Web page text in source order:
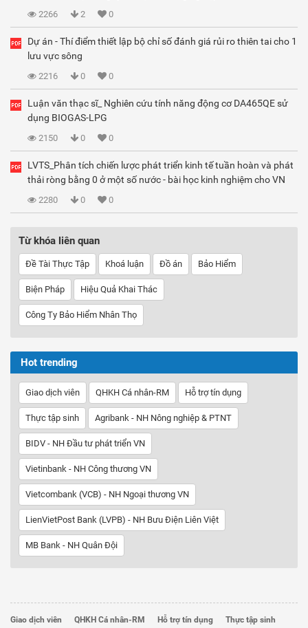
2266 2 0
Dự án - Thí điểm thiết lập bộ chỉ số đánh giá rủi ro thiên tai cho 1
lưu vực sông
2216 0 0
Luận văn thạc sĩ_ Nghiên cứu tính năng động cơ DA465QE sử
dụng BIOGAS-LPG
2150 0 0
LVTS_Phân tích chiến lược phát triển kinh tế tuần hoàn và phát
thải ròng bằng 0 ở một số nước - bài học kinh nghiệm cho VN
2280 0 0
Từ khóa liên quan
Đề Tài Thực Tập Khoá luận Đồ án Bảo Hiểm
Biện Pháp Hiệu Quả Khai Thác
Công Ty Bảo Hiểm Nhân Thọ
Hot trending
Giao dịch viên QHKH Cá nhân-RM Hỗ trợ tín dụng
Thực tập sinh Agribank - NH Nông nghiệp & PTNT
BIDV - NH Đầu tư phát triển VN
Vietinbank - NH Công thương VN
Vietcombank (VCB) - NH Ngoại thương VN
LienVietPost Bank (LVPB) - NH Bưu Điện Liên Việt
MB Bank - NH Quân Đội
Giao dịch viên QHKH Cá nhân-RM Hỗ trợ tín dụng
Thực tập sinh